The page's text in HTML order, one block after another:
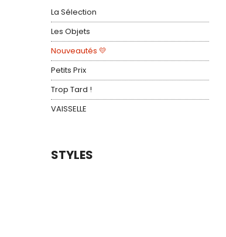
La Sélection
Les Objets
Nouveautés 💛
Petits Prix
Trop Tard !
VAISSELLE
STYLES